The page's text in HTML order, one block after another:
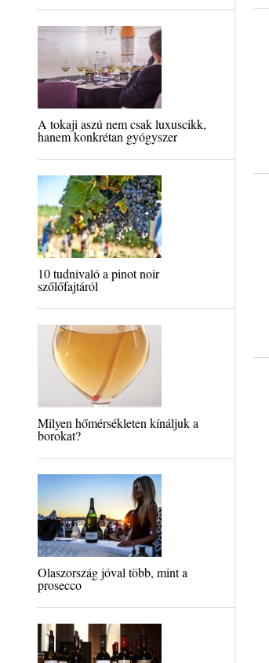
A tokaji aszú nem csak luxuscikk,
hanem konkrétan gyógyszer
10 tudnivaló a pinot noir
szőlőfajtáról
Milyen hőmérsékleten kínáljuk a
borokat?
Olaszország jóval több, mint a
prosecco